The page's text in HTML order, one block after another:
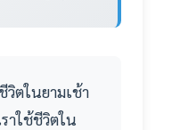
วิตในยามเช้า
าใช้ชีวิตใน